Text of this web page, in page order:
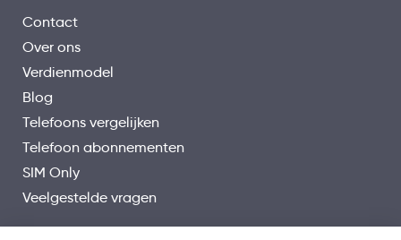
Contact
Over ons
Verdienmodel
Blog
Telefoons vergelijken
Telefoon abonnementen
SIM Only
Veelgestelde vragen